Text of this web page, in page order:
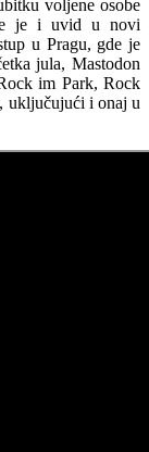
voljene osobe
je i uvid u novi
u Pragu, gde je
jula, Mastodon
im Park, Rock
uključujući i onaj u